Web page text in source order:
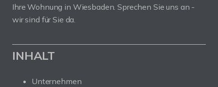
Ihre Wohnung in Wiesbaden. Sprechen Sie uns an -
wir sind für Sie da.
INHALT
Unternehmen